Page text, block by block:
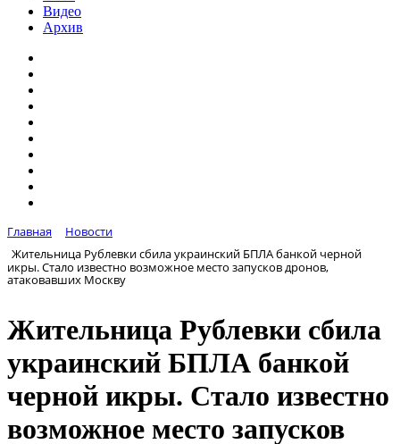
Видео
Архив
Главная
Новости
Жительница Рублевки сбила украинский БПЛА банкой черной
икры. Стало известно возможное место запусков дронов,
атаковавших Москву
Жительница Рублевки сбила
украинский БПЛА банкой
черной икры. Стало известно
возможное место запусков